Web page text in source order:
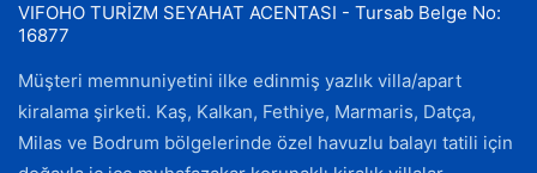
VIFOHO TURİZM SEYAHAT ACENTASI - Tursab Belge No:
16877
Müşteri memnuniyetini ilke edinmiş yazlık villa/apart
kiralama şirketi. Kaş, Kalkan, Fethiye, Marmaris, Datça,
Milas ve Bodrum bölgelerinde özel havuzlu balayı tatili için